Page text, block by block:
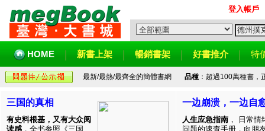
登入帳戶
HOME 新書上架 暢銷書架 好書推介 特
最新/最熱/最齊全的簡體書網 品種：超過100萬種書，
三国的真相
有史料根基，又有大众阅
读感 ，全书参照《三国
一边崩溃，一边自
人生应急指南 ， 日常情
问题的速查手册，向朋